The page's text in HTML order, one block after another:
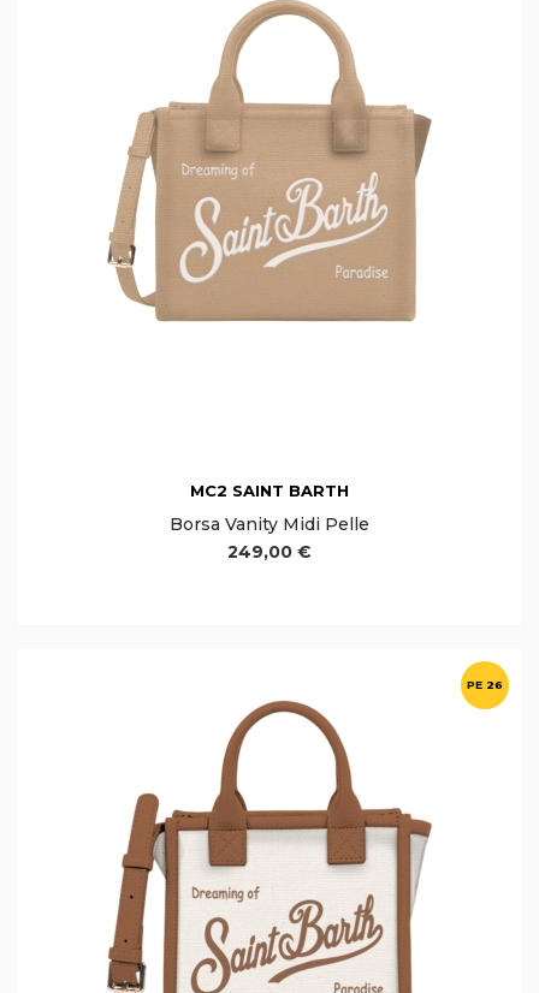
MC2 SAINT BARTH
Borsa Vanity Midi Pelle
249,00 €
PE 26